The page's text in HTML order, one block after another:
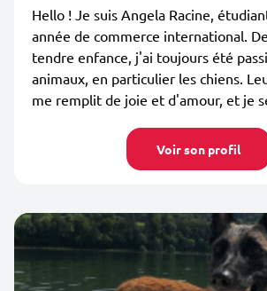
Hello ! Je suis Angela Racine,
année de commerce international.
tendre enfance, j'ai toujours été
animaux, en particulier les chiens.
me remplit de joie et d'amour, et je
Voir son profil